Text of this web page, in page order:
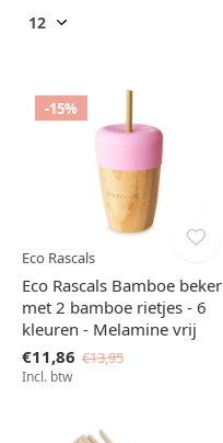
-15%
Eco Rascals
Eco Rascals Bamboe beker
met 2 bamboe rietjes - 6
kleuren - Melamine vrij
€11,86 €13,95
Incl. btw